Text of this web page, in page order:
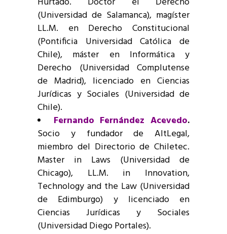
(Universidad de Salamanca), magíster
LL.M. en Derecho Constitucional
(Pontificia Universidad Católica de
Chile), máster en Informática y
Derecho (Universidad Complutense
de Madrid), licenciado en Ciencias
Jurídicas y Sociales (Universidad de
Chile).
Fernando Fernández Acevedo.
Socio y fundador de AltLegal,
miembro del Directorio de Chiletec.
Master in Laws (Universidad de
Chicago), LL.M. in Innovation,
Technology and the Law (Universidad
de Edimburgo) y licenciado en
Ciencias Jurídicas y Sociales
(Universidad Diego Portales).